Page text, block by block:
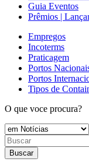
Guia Eventos
Prêmios |
Empregos
Incoterms
Praticagem
Portos
Portos
Tipos de
O que voce procura?
Buscar